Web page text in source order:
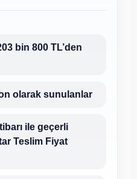
bin 800 TL’den
olarak sunulanlar
ile geçerli
Teslim Fiyat